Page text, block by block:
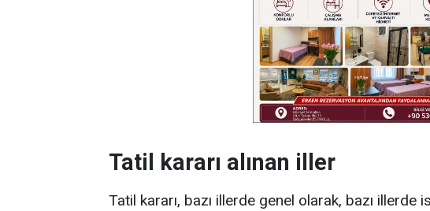
Tatil kararı alınan iller
Tatil kararı, bazı illerde genel olarak, bazı